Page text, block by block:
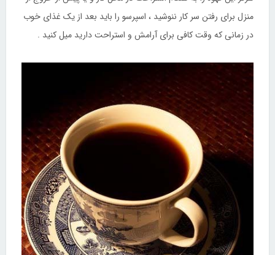
منزل برای رفتن سر کار ننوشید ، اسپرسو را باید بعد از یک غذای خوب
در زمانی که وقت کافی برای آرامش و استراحت دارید میل کنید .